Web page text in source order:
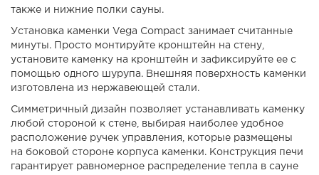
также и нижние полки сауны.
Установка каменки Vega Compact занимает считанные
минуты. Просто монтируйте кронштейн на стену,
установите каменку на кронштейн и зафиксируйте ее с
помощью одного шурупа. Внешняя поверхность каменки
изготовлена из нержавеющей стали.
Симметричный дизайн позволяет устанавливать каменку
любой стороной к стене, выбирая наиболее удобное
расположение ручек управления, которые размещены
на боковой стороне корпуса каменки. Конструкция печи
гарантирует равномерное распределение тепла в сауне